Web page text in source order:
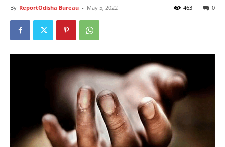
By ReportOdisha Bureau - May 5, 2022 0
463